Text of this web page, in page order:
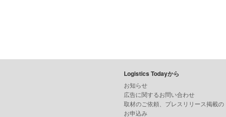
Logistics Todayから
お知らせ
広告に関するお問い合わせ
取材のご依頼、プレスリリース掲載の
お申込み